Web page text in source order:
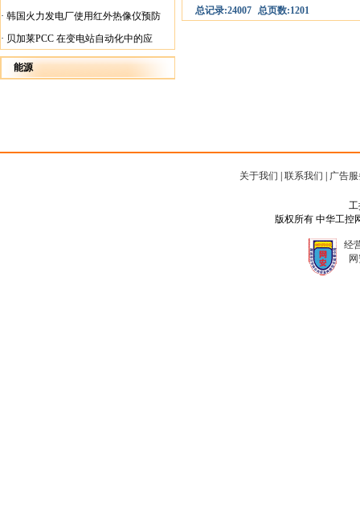
决方案
· 韩国火力发电厂使用红外热像仪预防
火灾
· 贝加莱PCC 在变电站自动化中的应
用
能源
总记录:24007 总页数:1201
关于我们 联系我们 广告
工
版权所有 中华工控
经